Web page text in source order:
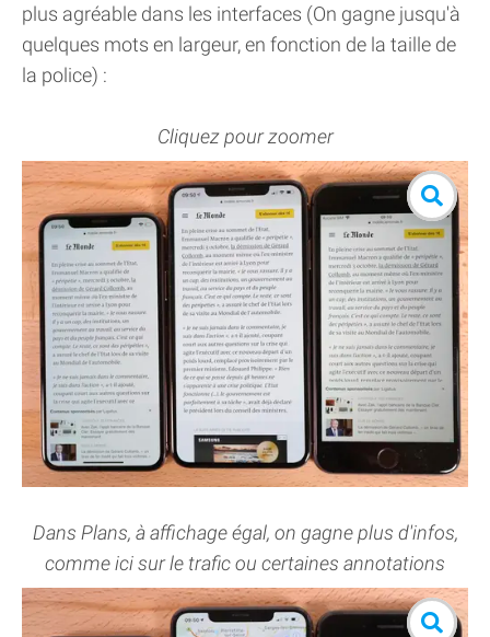
plus agréable dans les interfaces (On gagne jusqu'à
quelques mots en largeur, en fonction de la taille de
la police) :
Cliquez pour zoomer
Dans Plans, à affichage égal, on gagne plus d'infos,
comme ici sur le trafic ou certaines annotations